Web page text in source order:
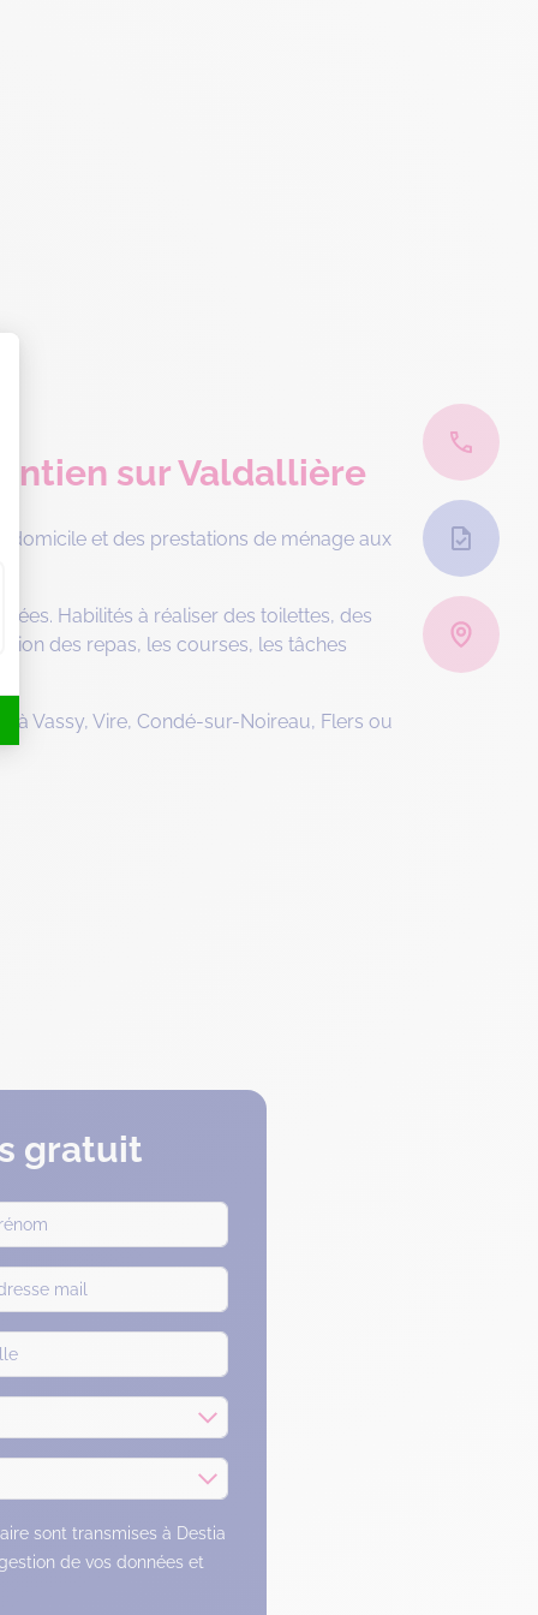
sur Valdallière
domicile et des prestations de ménage aux
Habilités à réaliser des toilettes, des
des repas, les courses, les tâches
à Vassy, Vire, Condé-sur-Noireau, Flers ou
gratuit
sont transmises à Destia
de vos données et